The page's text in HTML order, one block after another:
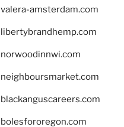
valera-amsterdam.com
libertybrandhemp.com
norwoodinnwi.com
neighboursmarket.com
blackanguscareers.com
bolesfororegon.com